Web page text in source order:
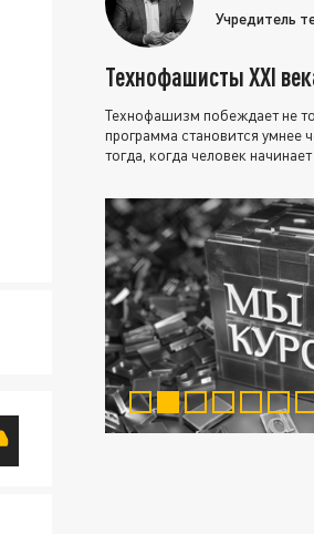
Учредитель
Технофашисты XXI
Технофашизм побеждает не
программа становится умнее
тогда, когда человек